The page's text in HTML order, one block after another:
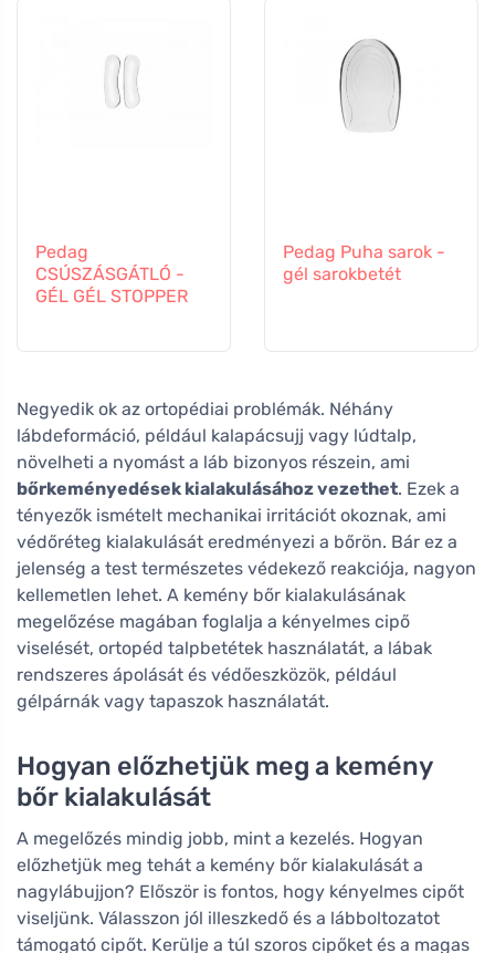
Pedag
CSÚSZÁSGÁTLÓ -
GÉL GÉL STOPPER
Pedag Puha sarok -
gél sarokbetét
Negyedik ok az ortopédiai problémák. Néhány
lábdeformáció, például kalapácsujj vagy lúdtalp,
növelheti a nyomást a láb bizonyos részein, ami
bőrkeményedések kialakulásához vezethet. Ezek a
tényezők ismételt mechanikai irritációt okoznak, ami
védőréteg kialakulását eredményezi a bőrön. Bár ez a
jelenség a test természetes védekező reakciója, nagyon
kellemetlen lehet. A kemény bőr kialakulásának
megelőzése magában foglalja a kényelmes cipő
viselését, ortopéd talpbetétek használatát, a lábak
rendszeres ápolását és védőeszközök, például
gélpárnák vagy tapaszok használatát.
Hogyan előzhetjük meg a kemény
bőr kialakulását
A megelőzés mindig jobb, mint a kezelés. Hogyan
előzhetjük meg tehát a kemény bőr kialakulását a
nagylábujjon? Először is fontos, hogy kényelmes cipőt
viseljünk. Válasszon jól illeszkedő és a lábboltozatot
támogató cipőt. Kerülje a túl szoros cipőket és a magas